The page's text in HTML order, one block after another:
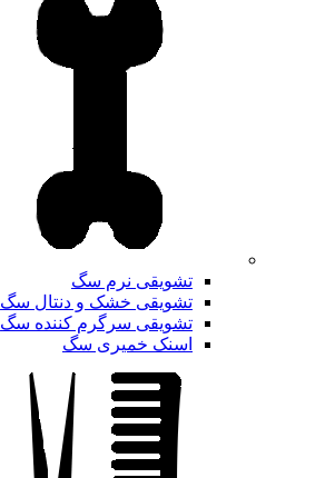
تشویقی نرم سگ
تشویقی خشک و دنتال سگ
تشویقی سرگرم کننده سگ
اسنک خمیری سگ